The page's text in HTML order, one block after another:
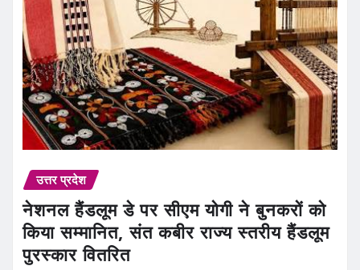
उत्तर प्रदेश
नेशनल हैंडलूम डे पर सीएम योगी ने बुनकरों को
किया सम्मानित, संत कबीर राज्य स्तरीय हैंडलूम
पुरस्कार वितरित